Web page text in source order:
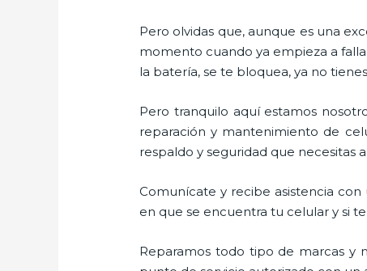
Pero olvidas que, aunque es una
momento cuando ya empieza a
la batería, se te bloquea, ya no
Pero tranquilo aquí estamos
reparación y mantenimiento de
respaldo y seguridad que necesitas
Comunícate y recibe asistencia
en que se encuentra tu celular y si
Reparamos todo tipo de marcas y